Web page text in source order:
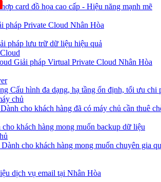
card đồ họa cao cấp - Hiệu năng mạnh mẽ
pháp Private Cloud Nhân Hòa
pháp lưu trữ dữ liệu hiệu quả
Giải pháp Virtual Private Cloud Nhân Hòa
Cấu hình đa dạng, hạ tầng ổn định, tối ưu chi
Dành cho khách hàng đã có máy chủ cần thuê
cho khách hàng mong muốn backup dữ liệu
Dành cho khách hàng mong muốn chuyên gia
dịch vụ email tại Nhân Hòa